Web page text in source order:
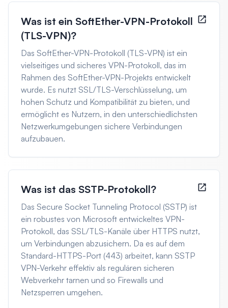
Was ist ein SoftEther-VPN-Protokoll
(TLS-VPN)?
Das SoftEther-VPN-Protokoll (TLS-VPN) ist ein
vielseitiges und sicheres VPN-Protokoll, das im
Rahmen des SoftEther-VPN-Projekts entwickelt
wurde. Es nutzt SSL/TLS-Verschlüsselung, um
hohen Schutz und Kompatibilität zu bieten, und
ermöglicht es Nutzern, in den unterschiedlichsten
Netzwerkumgebungen sichere Verbindungen
aufzubauen.
Was ist das SSTP-Protokoll?
Das Secure Socket Tunneling Protocol (SSTP) ist
ein robustes von Microsoft entwickeltes VPN-
Protokoll, das SSL/TLS-Kanäle über HTTPS nutzt,
um Verbindungen abzusichern. Da es auf dem
Standard-HTTPS-Port (443) arbeitet, kann SSTP
VPN-Verkehr effektiv als regulären sicheren
Webverkehr tarnen und so Firewalls und
Netzsperren umgehen.